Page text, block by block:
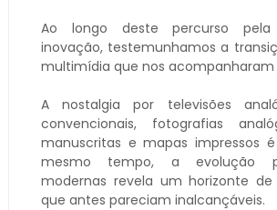
Ao longo deste percurso
inovação, testemunhamos a
multimídia que nos acompanharam
A nostalgia por televisões
convencionais, fotografias
manuscritas e mapas impressos
mesmo tempo, a evolução
modernas revela um horizonte de
que antes pareciam inalcançáveis.